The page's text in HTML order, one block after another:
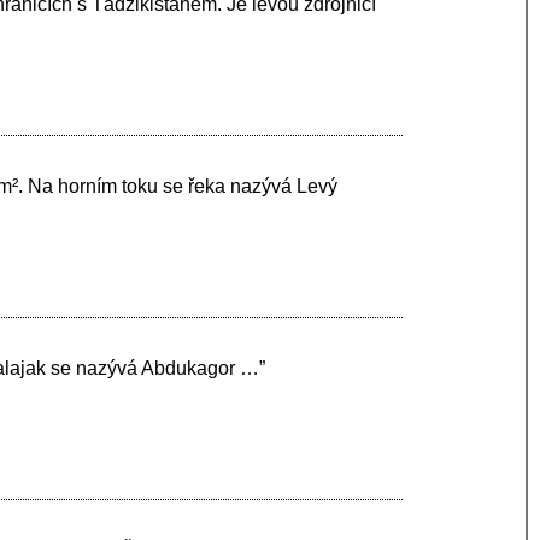
s Tádžikistánem. Je levou zdrojnicí
Na horním toku se řeka nazývá Levý
se nazývá Abdukagor …”